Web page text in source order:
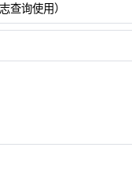
查询使用）